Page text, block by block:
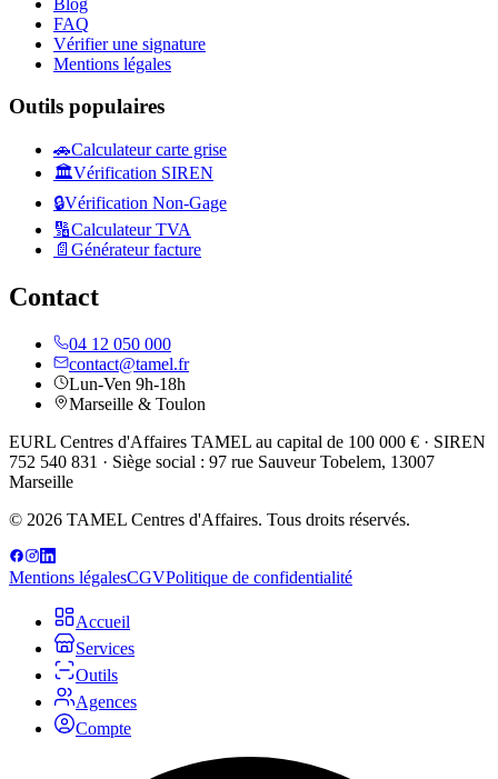
FAQ
Vérifier une signature
Mentions légales
Outils populaires
🚗Calculateur carte grise
🏛️Vérification SIREN
🔒Vérification Non-Gage
🔢Calculateur TVA
📄 Générateur facture
Contact
04 12 050 000
contact@tamel.fr
Lun-Ven 9h-18h
Marseille & Toulon
EURL Centres d'Affaires TAMEL au capital de 100 000 € · SIREN
752 540 831 · Siège social : 97 rue Sauveur Tobelem, 13007
Marseille
© 2026 TAMEL Centres d'Affaires. Tous droits réservés.
Mentions légalesCGVPolitique de confidentialité
Accueil
Services
Outils
Agences
Compte